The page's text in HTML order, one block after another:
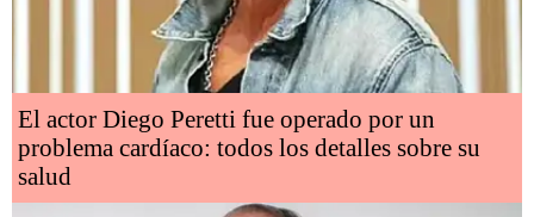
El actor Diego Peretti fue operado por un
problema cardíaco: todos los detalles sobre su
salud